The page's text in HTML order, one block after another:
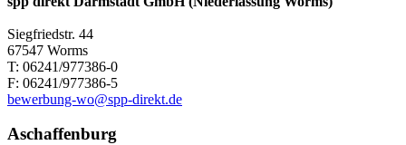
Siegfriedstr. 44
67547 Worms
T: 06241/977386-0
F: 06241/977386-5
bewerbung-wo@spp-direkt.de
Aschaffenburg